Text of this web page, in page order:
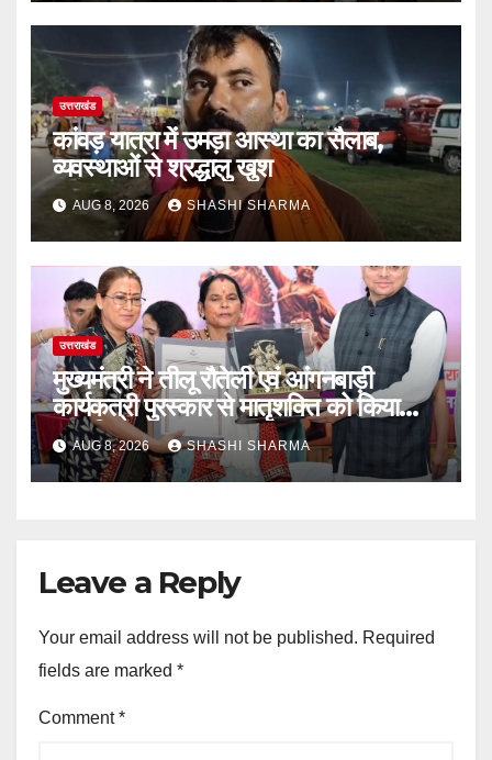
उत्तराखंड
कांवड़ यात्रा में उमड़ा आस्था का सैलाब,
व्यवस्थाओं से श्रद्धालु खुश
AUG 8, 2026 SHASHI SHARMA
उत्तराखंड
मुख्यमंत्री ने तीलू रौतेली एवं आंगनबाड़ी
कार्यकत्री पुरस्कार से मातृशक्ति को किया
सम्मानित
AUG 8, 2026 SHASHI SHARMA
Leave a Reply
Your email address will not be published. Required
fields are marked *
Comment*